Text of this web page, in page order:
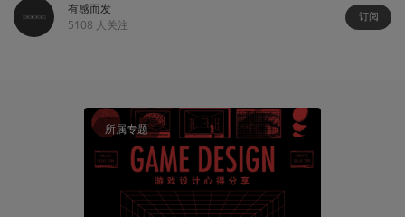
有感而发
5108 人关注
订阅
所属专题